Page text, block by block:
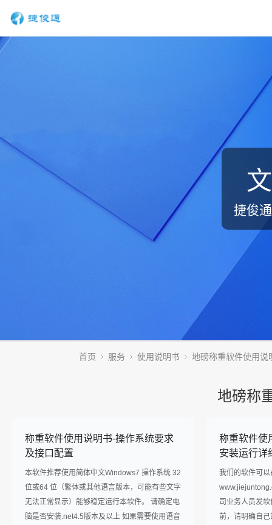
捷俊
首页 服务 使用说明书 地磅称重软件使用说
地磅称
称重软件使用说明书-操作系统要求
及接口配置
本软件推荐使用简体中文Windows7 操作系统 32
位或64 位（繁体或其他语言版本，可能有些文字
无法正常显示）能够稳定运行本软件。 请确定电
脑是否安装.net4.5版本及以上 如果需要使用语音
称重软件使
安装运行详
我们的软件可
司业务人员发
前，请明确自